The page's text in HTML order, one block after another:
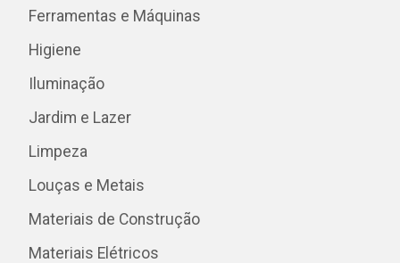
Ferramentas e Máquinas
Higiene
Iluminação
Jardim e Lazer
Limpeza
Louças e Metais
Materiais de Construção
Materiais Elétricos